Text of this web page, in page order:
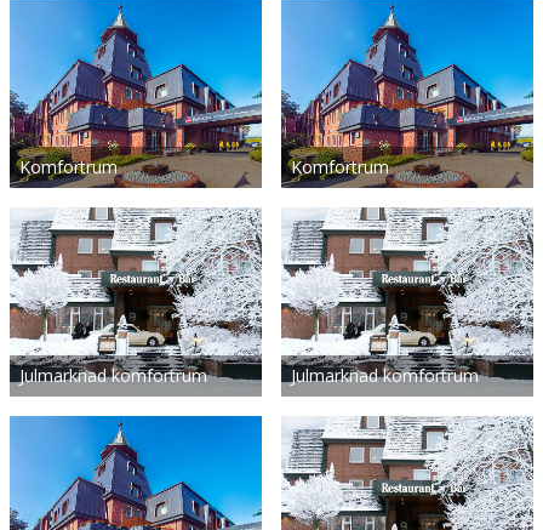
Komfortrum Komfortrum
Julmarknad komfortrum Julmarknad komfortrum